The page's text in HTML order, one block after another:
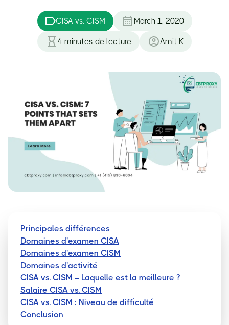
CISA vs. CISM March 1, 2020
4 minutes de lecture Amit K
Principales différences
Domaines d'examen CISA
Domaines d'examen CISM
Domaines d'activité
CISA vs. CISM – Laquelle est la meilleure ?
Salaire CISA vs. CISM
CISA vs. CISM : Niveau de difficulté
Conclusion